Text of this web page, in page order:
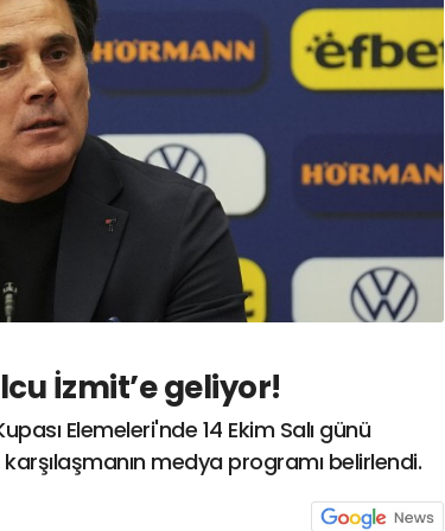
spor41
#kocaelispor
İzmit’e geliyor!
Elemeleri'nde 14 Ekim Salı günü
medya programı belirlendi.